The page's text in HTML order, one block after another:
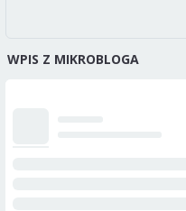
WPIS Z MIKROBLOGA